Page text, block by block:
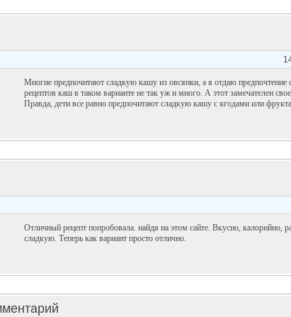
Многие предпочитают сладкую кашу из овсянки, а я отдаю
рецептов каш в таком варианте не так уж и много. А этот замечателен
Правда, дети все равно предпочитают сладкую кашу с ягодами или
Отличный рецепт попробовала. найдя на этом сайте. Вкусно, калорийно,
сладкую. Теперь как вариант просто отлично.